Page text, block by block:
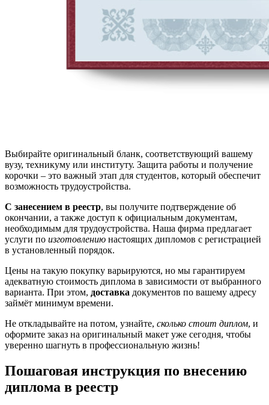
Выбирайте оригинальный бланк, соответствующий вашему
вузу, техникуму или институту. Защита работы и получение
корочки – это важный этап для студентов, который обеспечит
возможность трудоустройства.
С занесением в реестр, вы получите подтверждение об
окончании, а также доступ к официальным документам,
необходимым для трудоустройства. Наша фирма предлагает
услуги по изготовлению настоящих дипломов с регистрацией
в установленный порядок.
Цены на такую покупку варьируются, но мы гарантируем
адекватную стоимость диплома в зависимости от выбранного
варианта. При этом, доставка документов по вашему адресу
займёт минимум времени.
Не откладывайте на потом, узнайте, сколько стоит диплом, и
оформите заказ на оригинальный макет уже сегодня, чтобы
уверенно шагнуть в профессиональную жизнь!
Пошаговая инструкция по внесению
диплома в реестр